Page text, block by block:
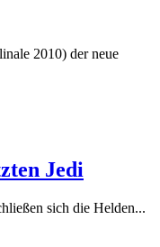
2010) der neue
Jedi
sich die Helden...